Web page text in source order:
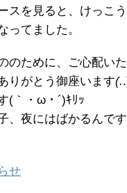
スを見ると、けっこ
ってました。
のために、ご心配いた
りがとう御座います(.
(｀・ω・´)ｷﾘｯ
、夜にはばかるんです
せ